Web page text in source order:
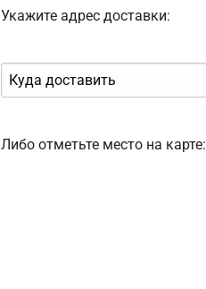
Укажите адрес доставки:
Либо отметьте место на карте: